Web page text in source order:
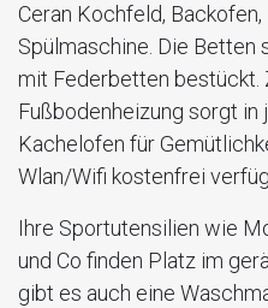
Ceran Kochfeld,
Spülmaschine. Die Betten
mit Federbetten bestückt.
Fußbodenheizung sorgt
Kachelofen für
Wlan/Wifi kostenfrei
Ihre Sportutensilien wie
und Co finden Platz im
gibt es auch eine